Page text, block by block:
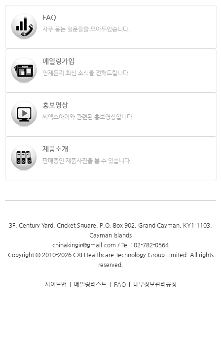
FAQ
자주 묻는 질문들을 모아두었습니다.
메일링가입
언제든지 최신 소식을 전해드립니다.
홍보영상
씨엑스아이와 관련된 홍보영상입니다.
제품소개
판매중인 제품사진을 볼 수 있습니다.
3F, Century Yard, Cricket Square, P.O. Box 902, Grand Cayman, KY1-1103,
Cayman Islands
chinakingir@gmail.com / Tel : 02-782-0564
Copyright © 2010-2026 CXI Healthcare Technology Group Limited. All rights
reserved.
사이트맵 메일링리스트| FAQ| 내부정보관리규정